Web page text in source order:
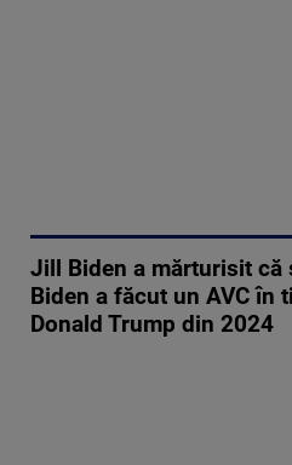
Jill Biden a mărturisit că
Biden a făcut un AVC în
Donald Trump din 2024